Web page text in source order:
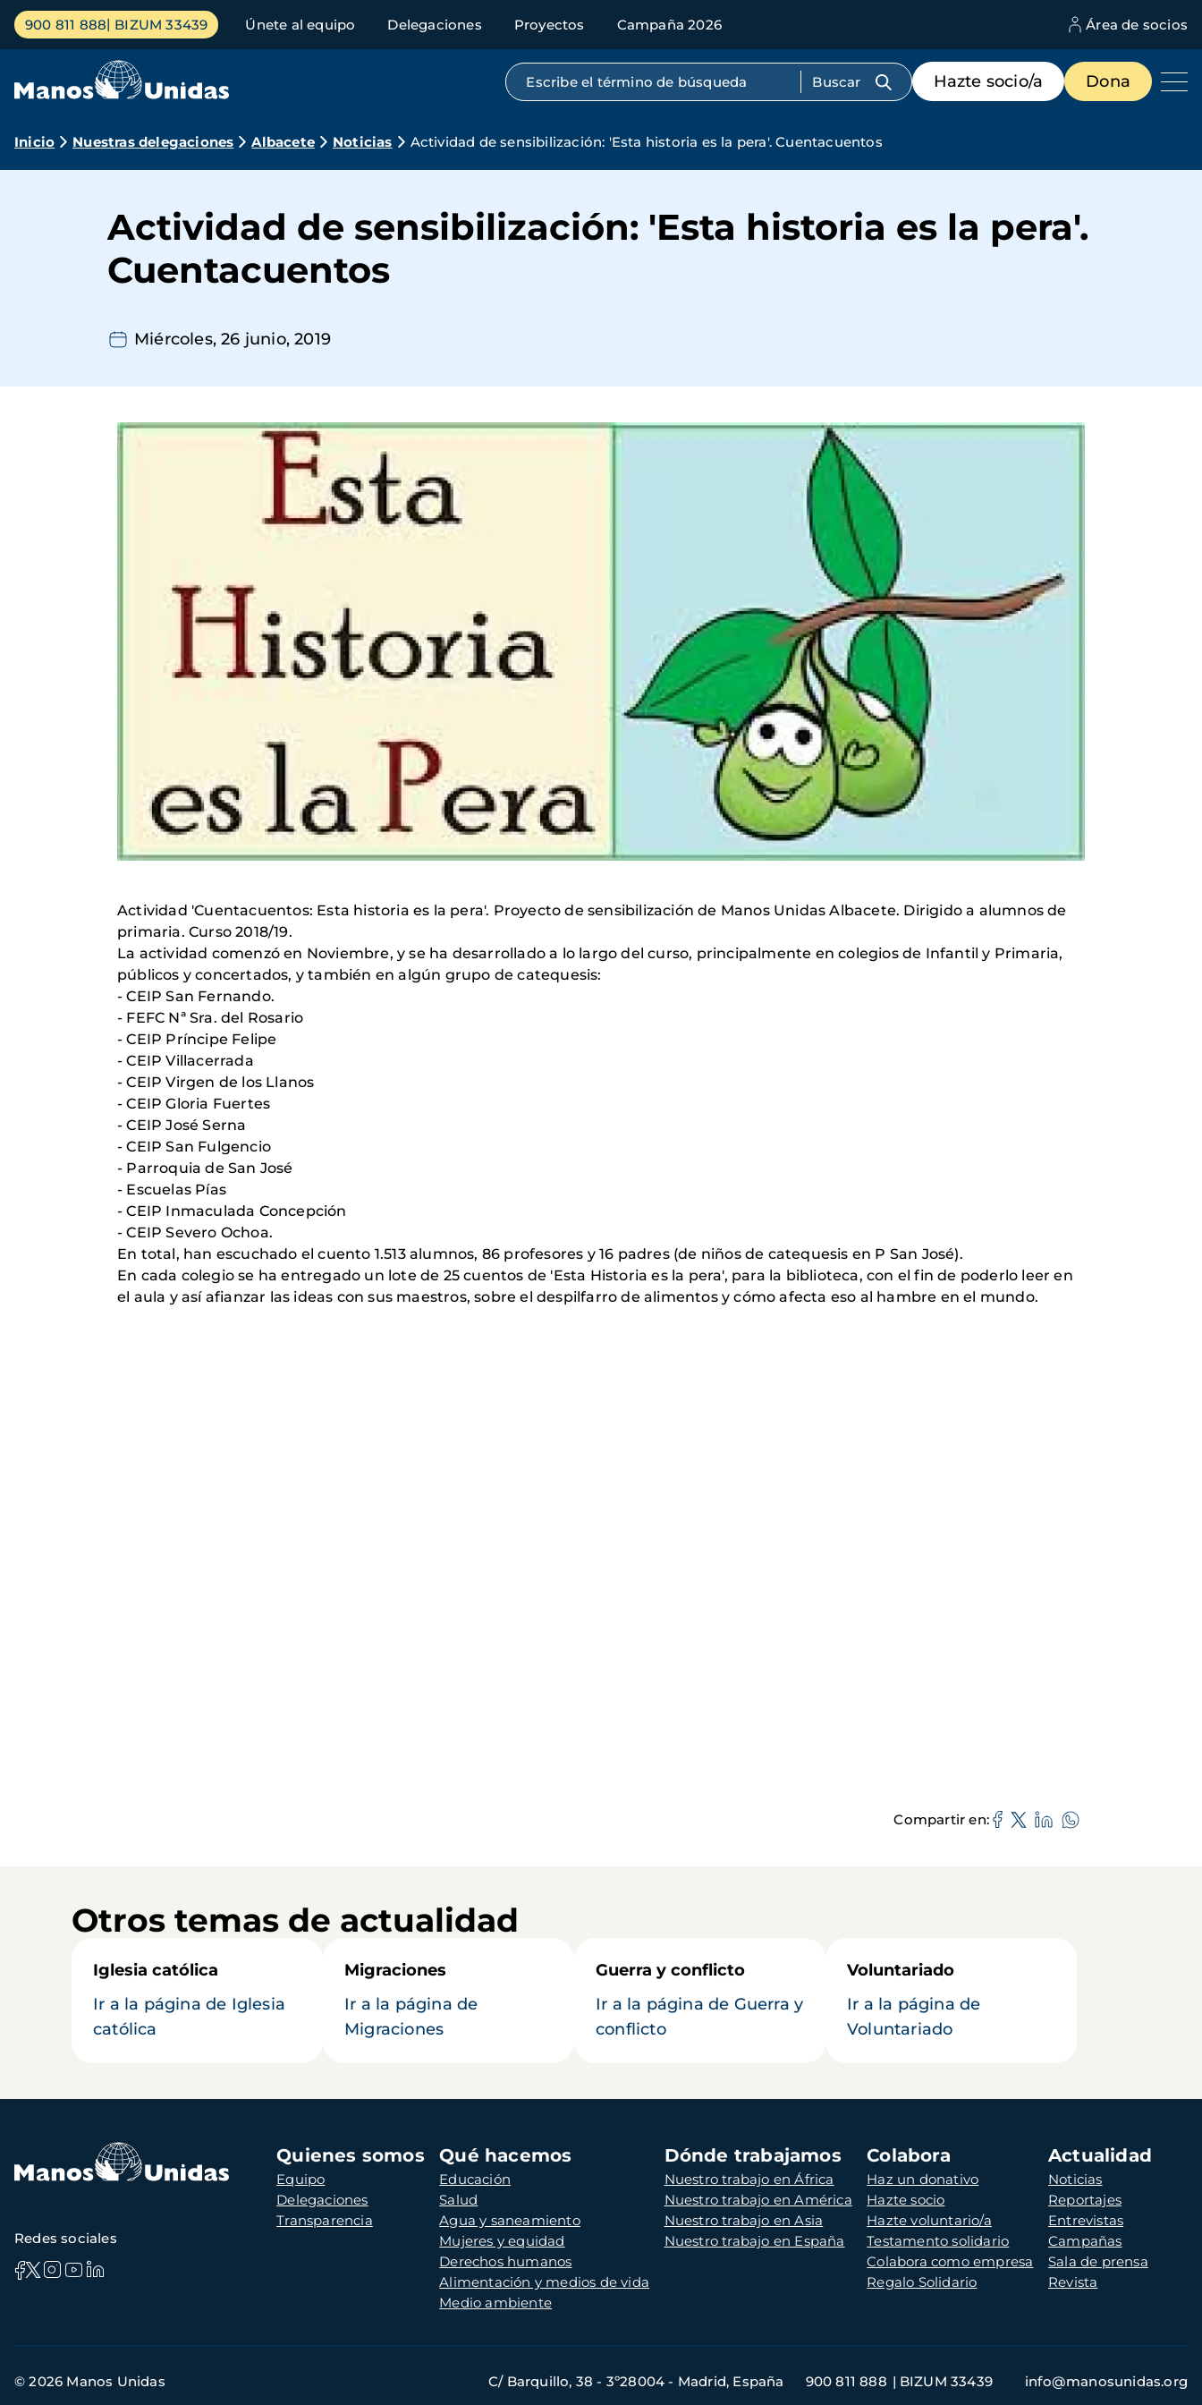
Pasar
contenido
Menú
principal
900 811 888 BIZUM 33439 Únete al equipo Delegaciones Proyectos Campaña 2026 Área de socios
Búsqueda por texto completo
Menú
de
destacados
Hazte socio/a Dona
Ruta
navegación
Inicio Nuestras delegaciones Albacete Noticias Actividad de sensibilización: 'Esta historia es la pera'. Cuentacuentos
Actividad de sensibilización: 'Esta historia es la pera'.
Cuentacuentos
Miércoles, 26 junio, 2019
Actividad 'Cuentacuentos: Esta historia es la pera'. Proyecto de sensibilización de Manos Unidas Albacete. Dirigido a alumnos de
primaria. Curso 2018/19.
La actividad comenzó en Noviembre, y se ha desarrollado a lo largo del curso, principalmente en colegios de Infantil y Primaria,
públicos y concertados, y también en algún grupo de catequesis:
- CEIP San Fernando.
- FEFC Nª Sra. del Rosario
- CEIP Príncipe Felipe
- CEIP Villacerrada
- CEIP Virgen de los Llanos
- CEIP Gloria Fuertes
- CEIP José Serna
- CEIP San Fulgencio
- Parroquia de San José
- Escuelas Pías
- CEIP Inmaculada Concepción
- CEIP Severo Ochoa.
En total, han escuchado el cuento 1.513 alumnos, 86 profesores y 16 padres (de niños de catequesis en P San José).
En cada colegio se ha entregado un lote de 25 cuentos de 'Esta Historia es la pera', para la biblioteca, con el fin de poderlo leer en
el aula y así afianzar las ideas con sus maestros, sobre el despilfarro de alimentos y cómo afecta eso al hambre en el mundo.
Compartir en
Otros temas de actualidad
Iglesia católica
Ir a la página de Iglesia
católica
Migraciones
Ir a la página de
Migraciones
Guerra y conflicto
Ir a la página de Guerra y
conflicto
Voluntariado
Ir a la página de
Voluntariado
Navegación
principal
Quienes somos
Equipo
Delegaciones
Transparencia
Qué hacemos
Educación
Salud
Agua y saneamiento
Mujeres y equidad
Derechos humanos
Alimentación y medios de vida
Medio ambiente
Dónde trabajamos
Nuestro trabajo en África
Nuestro trabajo en América
Nuestro trabajo en Asia
Nuestro trabajo en España
Colabora
Haz un donativo
Hazte socio
Hazte voluntario/a
Testamento solidario
Colabora como empresa
Regalo Solidario
Actualidad
Noticias
Reportajes
Entrevistas
Campañas
Sala de prensa
Revista
Redes sociales
de
© 2026 Manos Unidas C/ Barquillo, 38 - 3º28004 - Madrid, España 900 811 888 BIZUM 33439 info@manosunidas.org